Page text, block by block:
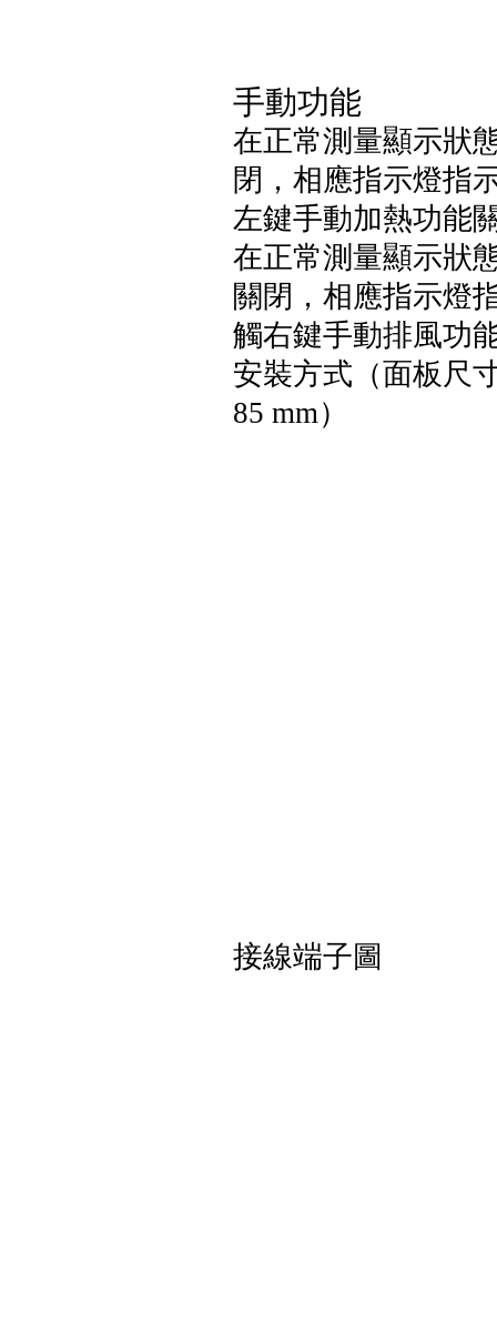
手動功能
在正常測量顯示狀
閉，相應指示燈指
左鍵手動加熱功能
在正常測量顯示狀
關閉，相應指示燈
觸右鍵手動排風功
安裝方式（面板尺
85 mm）
接線端子圖